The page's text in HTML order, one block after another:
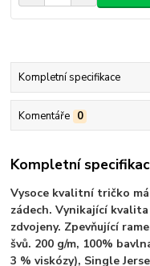
Kompletní specifikace
Komentáře 0
Kompletní
Vysoce kvalitní tričko
zádech. Vynikající
zdvojeny. Zpevňující
švů. 200 g/m, 100%
3 % viskózy), Single